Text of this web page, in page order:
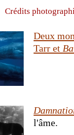
Crédits
Deux
Tarr et
l'âme.